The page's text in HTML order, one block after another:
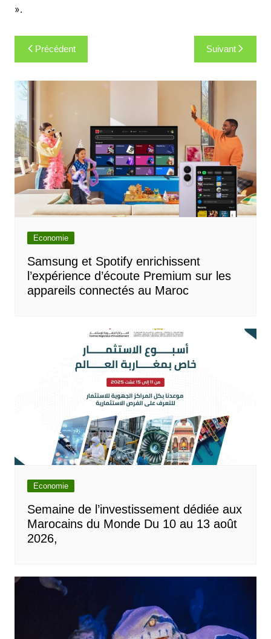
».
Navigation
de
l’article
Précédent Suivant
Economie
Samsung et Spotify enrichissent
l’expérience d’écoute Premium sur les
appareils connectés au Maroc
Economie
Semaine de l’investissement dédiée aux
Marocains du Monde Du 10 au 13 août
2026,